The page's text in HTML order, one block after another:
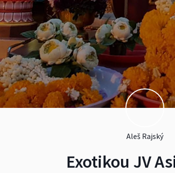
Aleš Rajský
Exotikou JV